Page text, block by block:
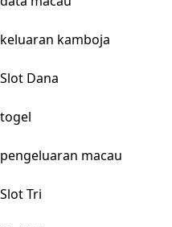
keluaran kamboja
Slot Dana
togel
pengeluaran macau
Slot Tri